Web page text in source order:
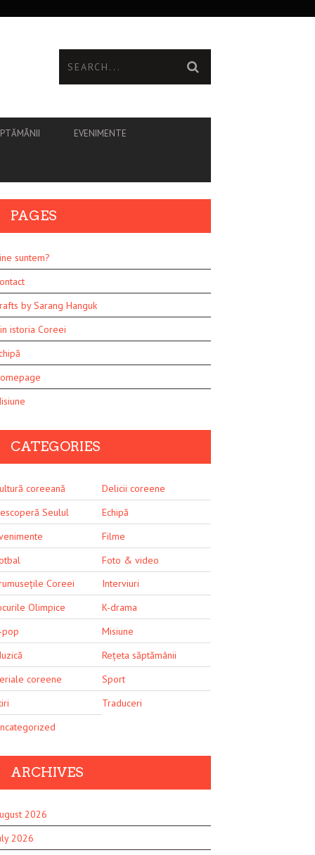
EVENIMENTE
PAGES
suntem?
by Sarang Hanguk
istoria Coreei
CATEGORIES
coreeană
Delicii coreene
Seulul
Echipă
Filme
Foto & video
Coreei
Interviuri
Olimpice
K-drama
pop
Misiune
Rețeta săptămânii
coreene
Sport
Traduceri
ARCHIVES
2026
2026